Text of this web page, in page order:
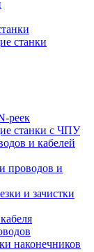
станки
реек
станки с ЧПУ
и кабелей
проводов и
и зачистки
наконечников